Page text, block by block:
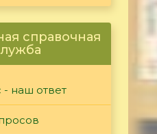
справочная
наш ответ